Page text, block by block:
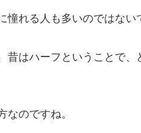
憧れる人も多いのではない
昔はハーフということで
なのですね。